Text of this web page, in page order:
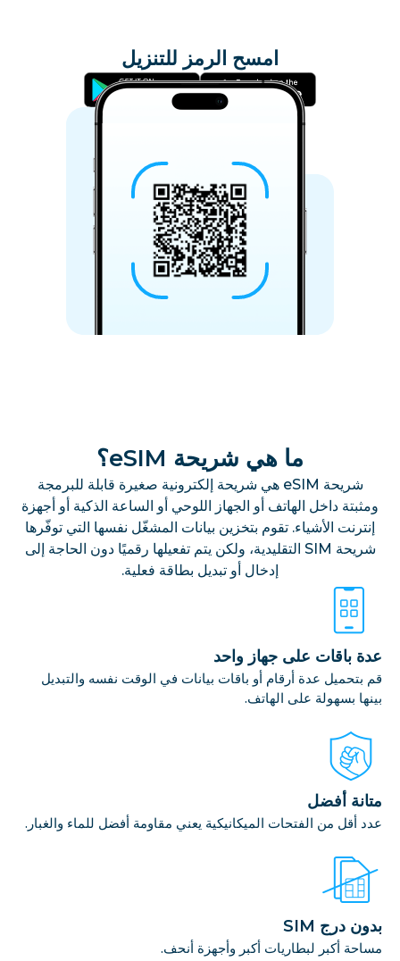
امسح الرمز للتنزيل
عدة باقات على جهاز واحد
قم بتحميل عدة أرقام أو باقات بيانات في الوقت نفسه والتبديل
بينها بسهولة على الهاتف.
متانة أفضل
عدد أقل من الفتحات الميكانيكية يعني مقاومة أفضل للماء والغبار.
بدون درج SIM
مساحة أكبر لبطاريات أكبر وأجهزة أنحف.
ما هي شريحة eSIM؟
شريحة eSIM هي شريحة إلكترونية صغيرة قابلة للبرمجة
ومثبتة داخل الهاتف أو الجهاز اللوحي أو الساعة الذكية أو أجهزة
إنترنت الأشياء. تقوم بتخزين بيانات المشغّل نفسها التي توفّرها
شريحة SIM التقليدية، ولكن يتم تفعيلها رقميًا دون الحاجة إلى
إدخال أو تبديل بطاقة فعلية.